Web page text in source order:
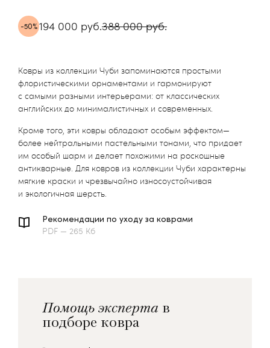
-50% 194 000 руб.388 000 руб.
Ковры из коллекции Чуби запоминаются простыми
флористическими орнаментами и гармонируют
с самыми разными интерьерами: от классических
английских до минималистичных и современных.
Кроме того, эти ковры обладают особым эффектом—
более нейтральными пастельными тонами, что придает
им особый шарм и делает похожими на роскошные
антикварные. Для ковров из коллекции Чуби характерны
мягкие краски и чрезвычайно износоустойчивая
и экологичная шерсть.
Рекомендации по уходу за коврами
PDF — 265 Кб
Помощь эксперта в
подборе ковра